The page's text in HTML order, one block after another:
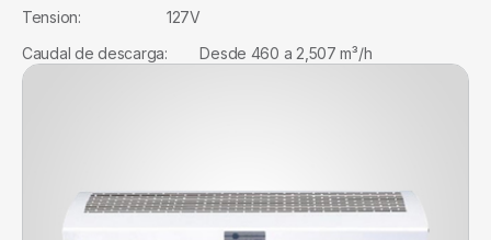
Tension: 127V
Caudal de descarga: Desde 460 a 2,507 m³/h